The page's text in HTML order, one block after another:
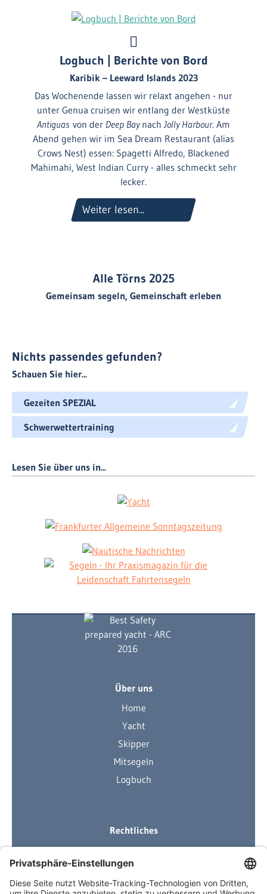
Logbuch | Berichte von Bord
Karibik – Leeward Islands 2023
Das Wochenende lassen wir relaxt angehen - nur
unter Genua cruisen wir entlang der Westküste
Antiguas von der Deep Baynach Jolly Harbour. Am
Abend gehen wir im Sea Dream Restaurant (alias
Crows Nest) essen: Spagetti Alfredo, Blackened
Mahimahi, West Indian Curry - alles schmeckt sehr
lecker.
Weiter lesen...
Alle Törns 2025
Gemeinsam segeln, Gemeinschaft erleben
Nichts passendes gefunden?
Schauen Sie hier...
Gezeiten SPEZIAL
Schwerwettertraining
Lesen Sie über uns in...
Über uns
Home
Yacht
Skipper
Mitsegeln
Logbuch
Rechtliches
Ihre Ausrüstung
Impressum
Datenschutzerklärung